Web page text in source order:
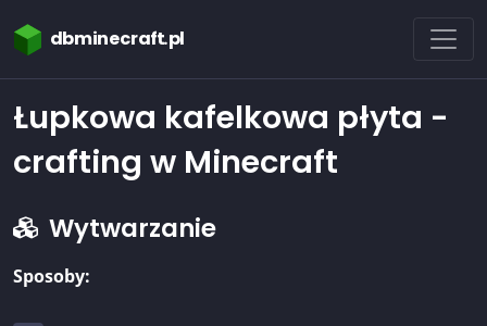
dbminecraft.pl
Łupkowa kafelkowa płyta -
crafting w Minecraft
Wytwarzanie
Sposoby: